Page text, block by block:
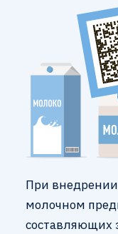
При
молочном
составляющих